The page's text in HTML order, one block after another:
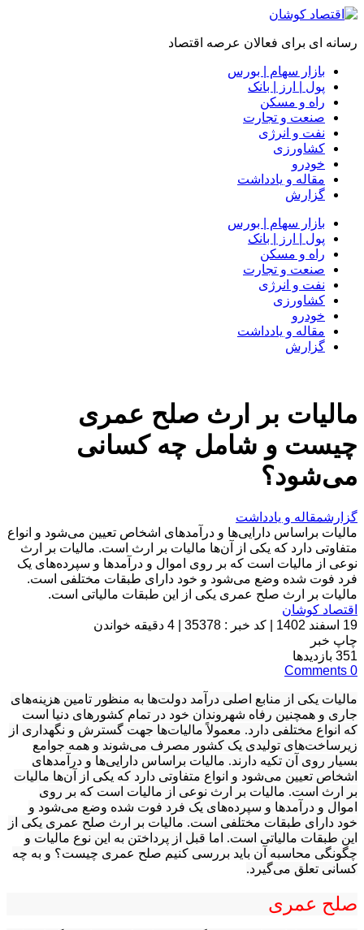
رسانه ای برای فعالان عرصه اقتصاد
بازار سهام | بورس
پول | ارز | بانک
راه و مسکن
صنعت و تجارت
نفت و انرژی
کشاورزی
خودرو
مقاله و یادداشت
گزارش
بازار سهام | بورس
پول | ارز | بانک
راه و مسکن
صنعت و تجارت
نفت و انرژی
کشاورزی
خودرو
مقاله و یادداشت
گزارش
مالیات بر ارث صلح عمری
چیست و شامل چه کسانی
می‌شود؟
گزارشمقاله و یادداشت
مالیات براساس دارایی‌ها و درآمد‌های اشخاص تعیین می‌شود و انواع
متفاوتی دارد که یکی از آن‌ها مالیات بر ارث است. مالیات بر ارث
نوعی از مالیات است که بر روی اموال و درآمد‌ها و سپرده‌های یک
فرد فوت شده وضع می‌شود و خود دارای طبقات مختلفی است.
مالیات بر ارث صلح عمری یکی از این طبقات مالیاتی است.
اقتصاد کوشان
19 اسفند 1402
کد خبر : 35378
4 دقیقه خواندن
چاپ خبر
351 بازدیدها
0
Comments
مالیات یکی از منابع اصلی درآمد دولت‌ها به منظور تامین هزینه‌های
جاری و همچنین رفاه شهروندان خود در تمام کشور‌های دنیا است
که انواع مختلفی دارد. معمولاً مالیات‌ها جهت گسترش و نگهداری از
زیرساخت‌های تولیدی یک کشور مصرف می‌شوند و همه جوامع
بسیار روی آن تکیه دارند. مالیات براساس دارایی‌ها و درآمد‌های
اشخاص تعیین می‌شود و انواع متفاوتی دارد که یکی از آن‌ها مالیات
بر ارث است. مالیات بر ارث نوعی از مالیات است که بر روی
اموال و درآمد‌ها و سپرده‌های یک فرد فوت شده وضع می‌شود و
خود دارای طبقات مختلفی است. مالیات بر ارث صلح عمری یکی از
این طبقات مالیاتی است. اما قبل از پرداختن به این نوع مالیات و
چگونگی محاسبه آن باید بررسی کنیم صلح عمری چیست؟ و به چه
کسانی تعلق می‌‎گیرد.
صلح عمری